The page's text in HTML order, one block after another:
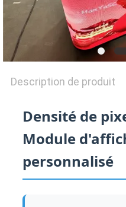
PRIVACY
POLICY
Description de produit
Densité de
Module
personnalisé